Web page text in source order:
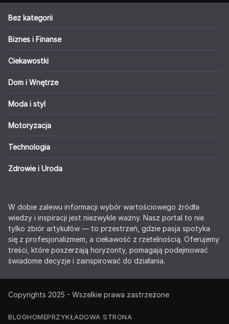
Bez kategorii
Biznes i Finanse
Ciekawostki
Dom i Wnętrze
Moda i styl
Motoryzacja
Technologia
Zdrowie i Uroda
W dobie zalewu informacji wybór wartościowego źródła
wiedzy i inspiracji jest niezwykle ważny. Nasz portal to nie
tylko zbiór artykułów — to przestrzeń, gdzie pasja spotyka
się z profesjonalizmem, a ciekawość z rzetelnością. Oferujemy
treści, które poszerzają horyzonty, pomagają podejmować
świadome decyzje i zainspirować do działania.
Copyrights 2025 - Wszelkie prawa zastrzeżone
BLOGHOMEPRZYKŁADOWA STRONA